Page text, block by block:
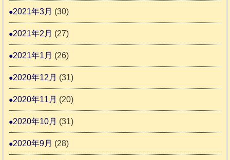
2021年3月 (30)
2021年2月 (27)
2021年1月 (26)
2020年12月 (31)
2020年11月 (20)
2020年10月 (31)
2020年9月 (28)